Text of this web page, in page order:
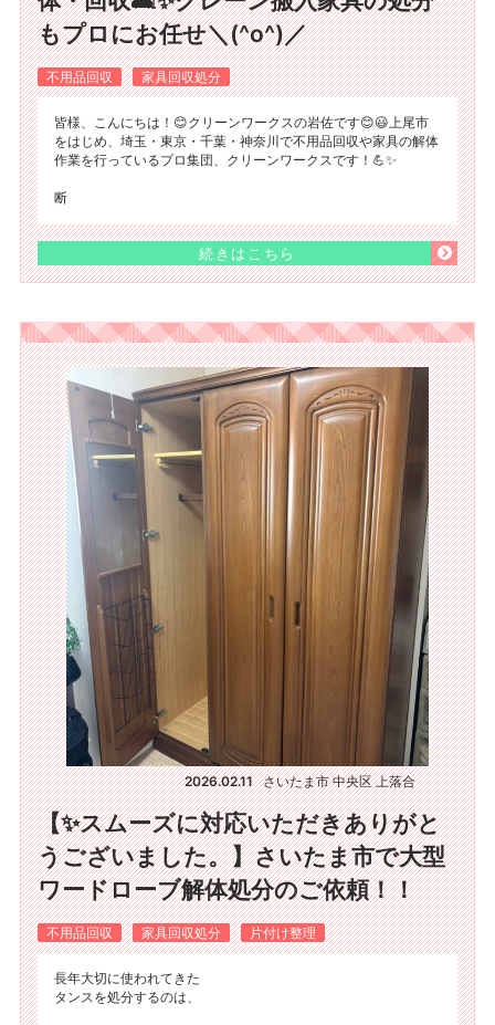
もプロにお任せ＼(^o^)／
不用品回収 家具回収処分
皆様、こんにちは！😊クリーンワークスの岩佐です😊😃上尾市
をはじめ、埼玉・東京・千葉・神奈川で不用品回収や家具の解体
作業を行っているプロ集団、クリーンワークスです！💪✨
断
続きはこちら
2026.02.11 さいたま市 中央区 上落合
【✨スムーズに対応いただきありがと
うございました。】さいたま市で大型
ワードローブ解体処分のご依頼！！
不用品回収 家具回収処分 片付け整理
長年大切に使われてきた
タンスを処分するのは、